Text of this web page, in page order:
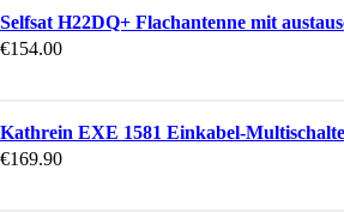
Selfsat H22DQ+ Flachantenne mit
€154.00
Kathrein EXE 1581 Einkabel-
€169.90